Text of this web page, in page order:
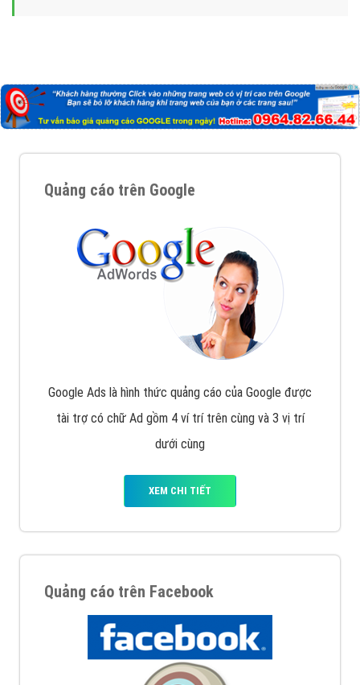
Quảng cáo trên Google
Google Ads là hình thức quảng cáo của Google được
tài trợ có chữ Ad gồm 4 ví trí trên cùng và 3 vị trí
dưới cùng
XEM CHI TIẾT
Quảng cáo trên Facebook